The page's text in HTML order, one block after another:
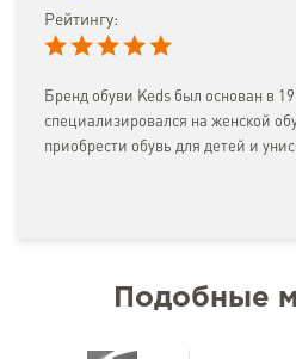
Рейтингу:
Бренд обуви Keds был основан в
специализировался на женской
приобрести обувь для детей и
Подобные